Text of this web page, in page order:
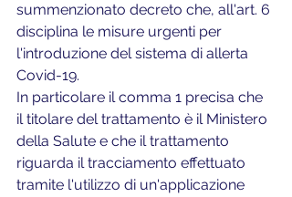
summenzionato decreto che, all'art. 6
disciplina le misure urgenti per
l'introduzione del sistema di allerta
Covid-19.
In particolare il comma 1 precisa che
il titolare del trattamento è il Ministero
della Salute e che il trattamento
riguarda il tracciamento effettuato
tramite l'utilizzo di un'applicazione